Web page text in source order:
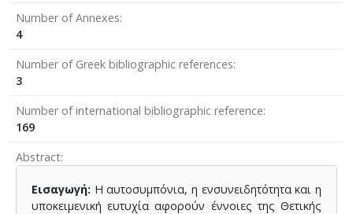
Number of Annexes
4
Number of Greek bibliographic references
3
Number of international bibliographic reference
169
Abstract
Εισαγωγή: Η αυτοσυμπόνια, η ενσυνειδητότητα και η
υποκειμενική ευτυχία αφορούν έννοιες της Θετικής